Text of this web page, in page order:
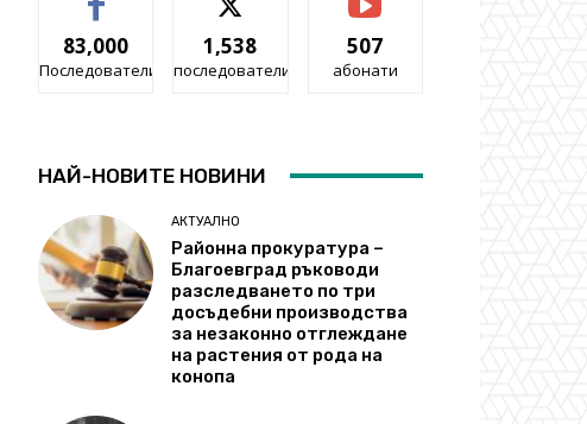
83,000
Последователи
1,538
последователи
507
абонати
НАЙ-НОВИТЕ НОВИНИ
АКТУАЛНО
Районна прокуратура –
Благоевград ръководи
разследването по три
досъдебни производства
за незаконно отглеждане
на растения от рода на
конопа